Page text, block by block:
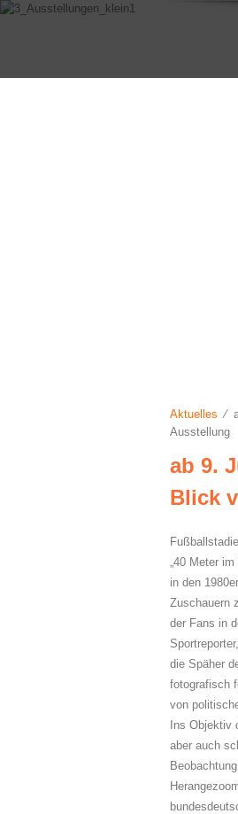
Aktuelles ⁄
Ausstellung
ab 9.
Blick
„40 Meter
in den
Zuschauern
der Fans in
die Späher
fotografisch
von
Ins Objektiv
aber auch